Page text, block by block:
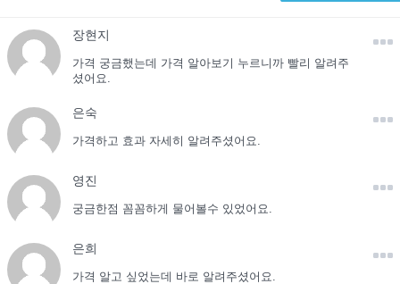
장현지
가격 궁금했는데 가격 알아보기 누르니까 빨리 알려주
셨어요.
은숙
가격하고 효과 자세히 알려주셨어요.
영진
궁금한점 꼼꼼하게 물어볼수 있었어요.
은희
가격 알고 싶었는데 바로 알려주셨어요.